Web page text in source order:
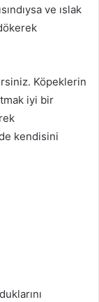
ve ıslak
Köpeklerin
iyi bir
kendisini